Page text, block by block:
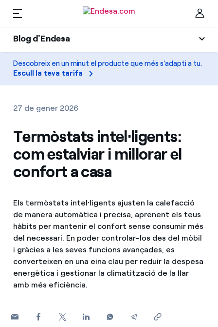
Blog d'Endesa
Blog d'Endesa
Llum
Climatització
Gas
Mobilitat
Solar
Empreses
Consells d estalvi
Horaris punta, horaris pla i horaris vall: què són, quan
Cita prèvia Endesa: com demanar, canviar o anul·lar la
Llars
Troba la tarifa que més et convé
Per cada kWh que estalviïs, et descomptem un
altre
Com puc veure les meves factures d'Endesa?
Com canviar el titular del contracte?
Has rebut una oferta per canviar de companyia?
Gestiones diverses comunitats de propietaris?
Mobilitat
Solar
Climatització
T'ajudem
CA
Descobreix en un minut el producte que més s'adapti a tu.
Escull la teva tarifa
27 de gener 2026
Termòstats intel·ligents:
com estalviar i millorar el
confort a casa
Els termòstats intel·ligents ajusten la calefacció
de manera automàtica i precisa, aprenent els teus
hàbits per mantenir el confort sense consumir més
del necessari. En poder controlar-los des del mòbil
i gràcies a les seves funcions avançades, es
converteixen en una eina clau per reduir la despesa
energètica i gestionar la climatització de la llar
amb més eficiència.